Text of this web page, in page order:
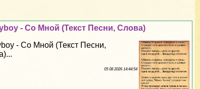
- Со Мной (Текст Песни, Слова)
- Со Мной (Текст Песни,
05 08 2026 14:44:54